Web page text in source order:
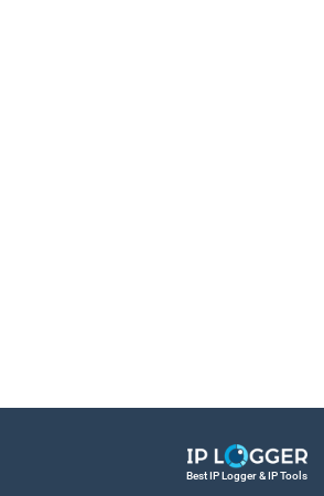
Best IP Logger & IP Tools